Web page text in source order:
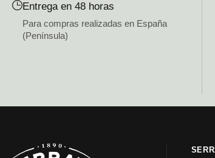
Entrega en 48 horas
Para compras realizadas en España
(Península)